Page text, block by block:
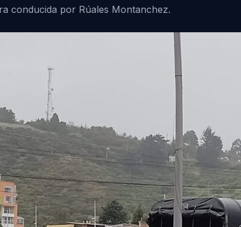
conducida por Rúales Montanchez.